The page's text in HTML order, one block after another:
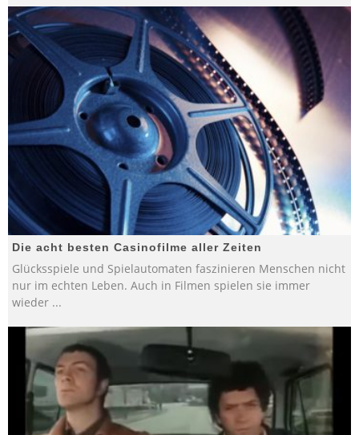
Die acht besten Casinofilme aller Zeiten
Glücksspiele und Spielautomaten faszinieren Menschen nicht
nur im echten Leben. Auch in Filmen spielen sie immer
wieder ...